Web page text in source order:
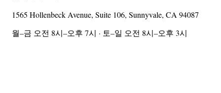
1565 Hollenbeck Avenue, Suite 106, Sunnyvale, CA 94087
월–금 오전 8시–오후 7시 · 토–일 오전 8시–오후 3시